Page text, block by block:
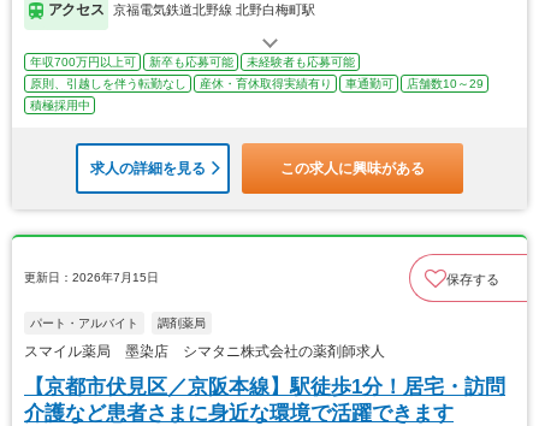
アクセス 京福電気鉄道北野線 北野白梅町駅
年収700万円以上可 新卒も応募可能
未経験者も応募可能
原則、引越しを伴う転勤なし
産休・育休取得実績有り 車通勤可
店舗数10～29
積極採用中
求人の詳細を見る この求人に興味がある
更新日：2026年7月15日 保存する
パート・アルバイト 調剤薬局
スマイル薬局 墨染店 シマタニ株式会社の薬剤師求人
【京都市伏見区／京阪本線】駅徒歩1分！居宅・訪問
介護など患者さまに身近な環境で活躍できます